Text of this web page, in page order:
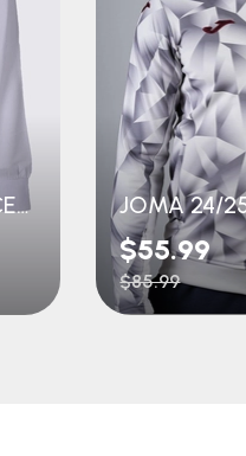
JOMA 23/24 SEREMONİ CEKET
$55.99
$85.99